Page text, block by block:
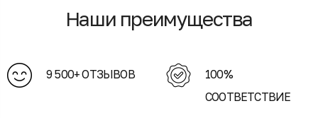
Наши преимущества
9 500+ ОТЗЫВОВ
100%
СООТВЕТСТВИЕ